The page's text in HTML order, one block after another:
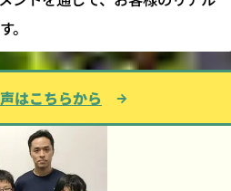
。
はこちらから